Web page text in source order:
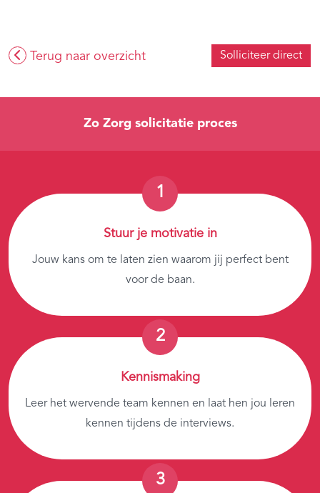
Terug naar overzicht Solliciteer direct
Zo Zorg solicitatie proces
Stuur je motivatie in
Jouw kans om te laten zien waarom jij perfect bent
voor de baan.
Kennismaking
Leer het wervende team kennen en laat hen jou leren
kennen tijdens de interviews.